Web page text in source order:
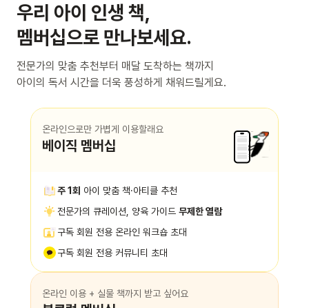
우리 아이 인생 책,
멤버십으로 만나보세요.
전문가의 맞춤 추천부터 매달 도착하는 책까지
아이의 독서 시간을 더욱 풍성하게 채워드릴게요.
온라인으로만 가볍게 이용할래요
베이직 멤버십
주 1회 아이 맞춤 책·아티클 추천
전문가의 큐레이션, 양육 가이드 무제한 열람
구독 회원 전용 온라인 워크숍 초대
구독 회원 전용 커뮤니티 초대
온라인 이용 + 실물 책까지 받고 싶어요